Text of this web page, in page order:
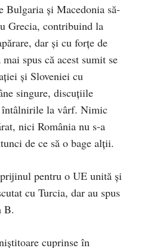
Bulgaria şi Macedonia să-
Grecia, contribuind la
dar şi cu forţe de
spus că acest sumit se
şi Sloveniei cu
singure, discuţiile
întâlnirile la vârf. Nimic
nici România nu s-a
de ce să o bage alţii.
pentru o UE unită şi
cu Turcia, dar au spus
B.
cuprinse în